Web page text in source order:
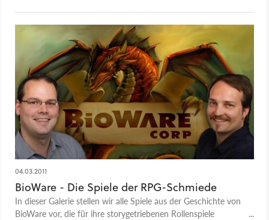
04.03.2011
BioWare - Die Spiele der RPG-Schmiede
In dieser Galerie stellen wir alle Spiele aus der Geschichte von
BioWare vor, die für ihre storygetriebenen Rollenspiele